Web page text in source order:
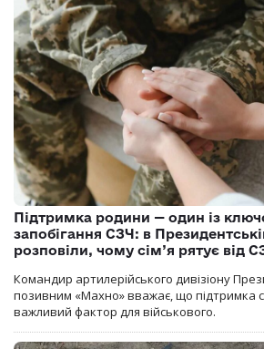
Підтримка родини — один із
запобігання СЗЧ: в
розповіли, чому сім’я рятує від
Командир артилерійського дивізіону
позивним «Махно» вважає, що підтримка
важливий фактор для військового.